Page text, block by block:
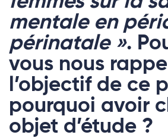
mentale en
périnatale ».
vous nous
l’objectif de ce
pourquoi avoir
objet d’étude ?